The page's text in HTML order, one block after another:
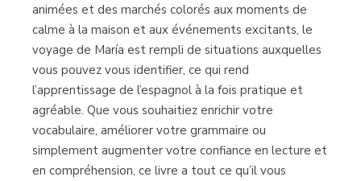
animées et des marchés colorés aux moments de
calme à la maison et aux événements excitants, le
voyage de María est rempli de situations auxquelles
vous pouvez vous identifier, ce qui rend
l’apprentissage de l’espagnol à la fois pratique et
agréable. Que vous souhaitiez enrichir votre
vocabulaire, améliorer votre grammaire ou
simplement augmenter votre confiance en lecture et
en compréhension, ce livre a tout ce qu’il vous